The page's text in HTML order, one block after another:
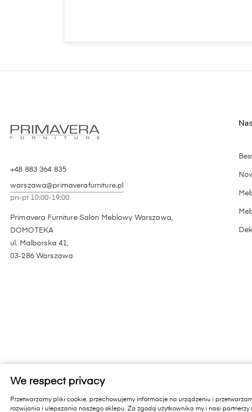
+48 883 364 835
warszawa@primaverafurniture.pl
pn-pt 10:00-19:00
Primavera Furniture Salon Meblowy Warszawa,
DOMOTEKA
ul. Malborska 41,
03-286 Warszawa
We respect privacy
Przetwarzamy pliki cookie, przechowujemy informacje na urządzeniu i
rozwijania i ulepszania naszego sklepu. Za zgodą użytkownika my i nasi